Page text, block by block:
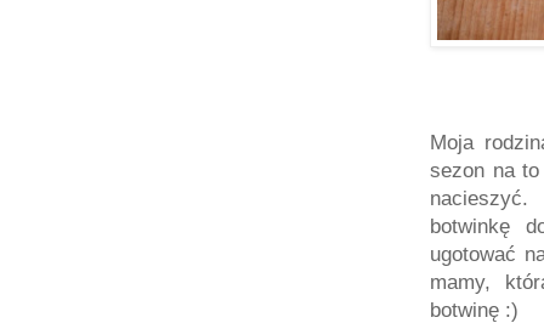
Moja
sezon na
nacieszyć.
botwinkę
ugotować
mamy,
botwinę :)